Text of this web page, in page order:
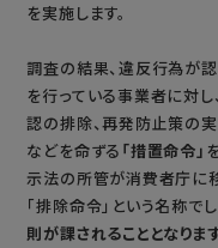
を実施します。
調査の結果、違反行為が
を行っている事業者に対
認の排除、再発防止策の
などを命ずる 「措置命令」
示法の所管が消費者庁に
「排除命令」という名称でし
則が課されることとなります